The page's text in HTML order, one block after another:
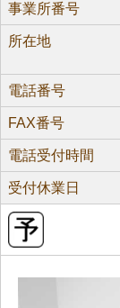
事業所番号
所在地
電話番号
FAX番号
電話受付時間
受付休業日